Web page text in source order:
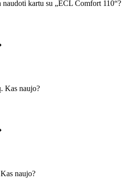
kartu su „ECL Comfort 110“?
Kas naujo?
naujo?